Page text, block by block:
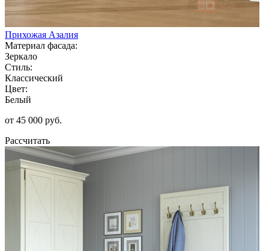
Прихожая Азалия
Материал фасада:
Зеркало
Стиль:
Классический
Цвет:
Белый
от 45 000 руб.
Рассчитать